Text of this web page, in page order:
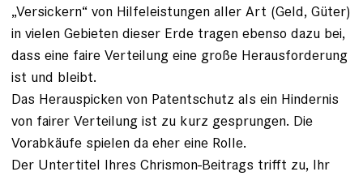
„Versickern“ von Hilfeleistungen aller Art (Geld, Güter)
in vielen Gebieten dieser Erde tragen ebenso dazu bei,
dass eine faire Verteilung eine große Herausforderung
ist und bleibt.
Das Herauspicken von Patentschutz als ein Hindernis
von fairer Verteilung ist zu kurz gesprungen. Die
Vorabkäufe spielen da eher eine Rolle.
Der Untertitel Ihres Chrismon-Beitrags trifft zu, Ihr